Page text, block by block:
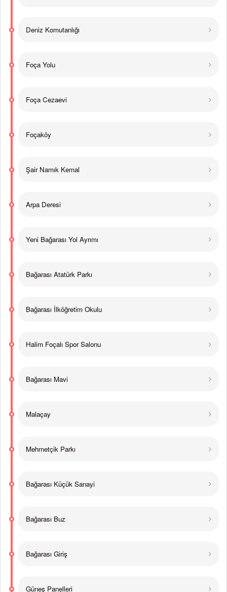
Deniz Komutanlığı
Foça Yolu
Foça Cezaevi
Foçaköy
Şair Namık Kemal
Arpa Deresi
Yeni Bağarası Yol Ayrımı
Bağarası Atatürk Parkı
Bağarası İlköğretim Okulu
Halim Foçalı Spor Salonu
Bağarası Mavi
Malaçay
Mehmetçik Parkı
Bağarası Küçük Sanayi
Bağarası Buz
Bağarası Giriş
Güneş Panelleri